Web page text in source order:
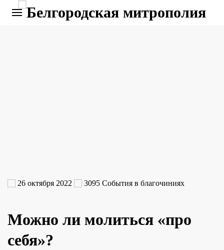
26 октября 2022 3095 События в благочиниях
Можно ли молиться «про
себя»?